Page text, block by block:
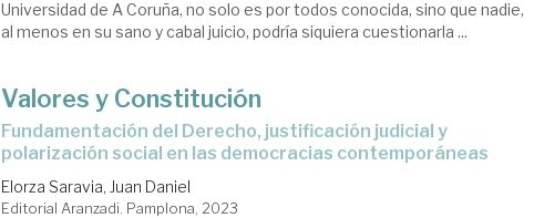
Universidad de A Coruña, no solo es por todos conocida, sino que nadie,
al menos en su sano y cabal juicio, podría siquiera cuestionarla ...
Valores y Constitución
fundamentación del Derecho, justificación judicial y
polarización social en las democracias contemporáneas
Elorza Saravia, Juan Daniel
Editorial Aranzadi. Pamplona, 2023